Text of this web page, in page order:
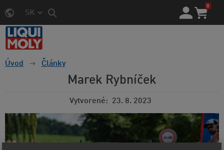
SK
0
Úvod Články
Marek Rybníček
Vytvorené 23. 8. 2023